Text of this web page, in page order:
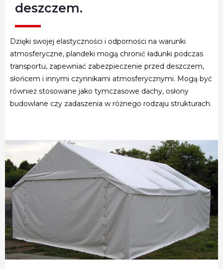
deszczem.
Dzięki swojej elastyczności i odporności na warunki
atmosferyczne, plandeki mogą chronić ładunki podczas
transportu, zapewniać zabezpieczenie przed deszczem,
słońcem i innymi czynnikami atmosferycznymi. Mogą być
również stosowane jako tymczasowe dachy, osłony
budowlane czy zadaszenia w różnego rodzaju strukturach.